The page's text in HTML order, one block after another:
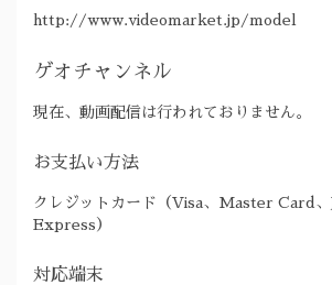
http://www.videomarket.jp/model
ゲオチャンネル
現在、動画配信は行われておりません。
お支払い方法
クレジットカード（Visa、Master Card
Express）
対応端末